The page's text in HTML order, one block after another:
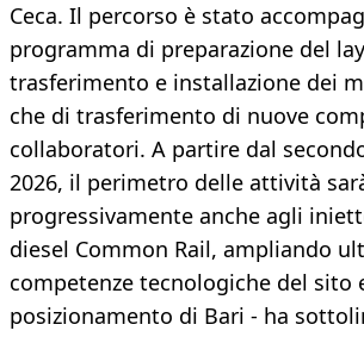
Ceca. Il percorso è stato
programma di preparazione del
trasferimento e installazione dei
che di trasferimento di nuove
collaboratori. A partire dal
2026, il perimetro delle attività
progressivamente anche agli
diesel Common Rail, ampliando
competenze tecnologiche del sito
posizionamento di Bari - ha